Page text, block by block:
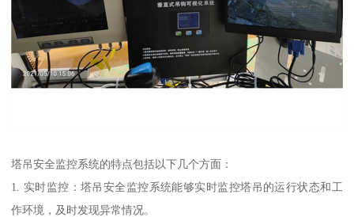
塔吊安全监控系统的特点包括以下几个方面：
1. 实时监控：塔吊安全监控系统能够实时监控塔吊的运行状态和工
作环境，及时发现异常情况。